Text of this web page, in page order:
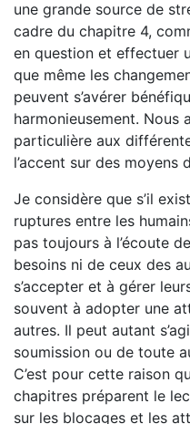
une grande source de
cadre du chapitre 4,
en question et effectuer
que même les
peuvent s’avérer
harmonieusement. Nous
particulière aux
l’accent sur des moyens
Je considère que s’il
ruptures entre les
pas toujours à l’écoute
besoins ni de ceux des
s’accepter et à gérer
souvent à adopter une
autres. Il peut autant
soumission ou de toute
C’est pour cette raison
chapitres préparent le
sur les blocages et les